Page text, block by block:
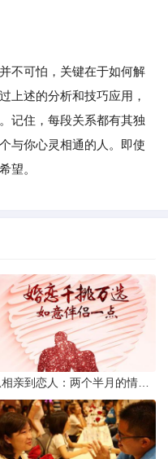
可怕，关键在于如何解
上述的分析和技巧应用，
记住，每段关系都有其独
与你心灵相通的人。即使
望。